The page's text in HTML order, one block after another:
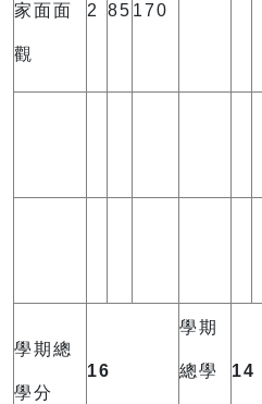
家面面
觀
2 85 170
學期總
學分
16
學期
總學 14